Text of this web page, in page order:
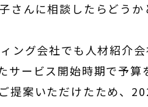
んに相談したらどうか
ング会社でも人材紹介
ービス開始時期で予算
提案いただけたため、